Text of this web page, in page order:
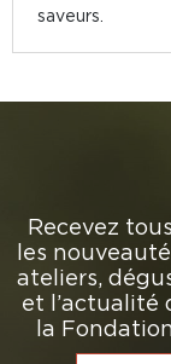
saveurs.
Recevez
les
ateliers,
et l’actualité
la